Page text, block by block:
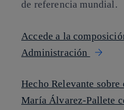
de referencia mundial.
Accede a la
Administración
Hecho Relevante sobre
María Álvarez-Pallete